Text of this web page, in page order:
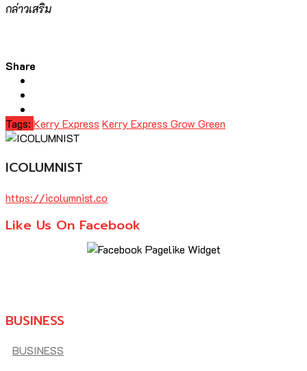
กล่าวเสริม
Share
Tags: Kerry Express Kerry Express Grow Green
ICOLUMNIST
https://icolumnist.co
Like Us On Facebook
BUSINESS
BUSINESS